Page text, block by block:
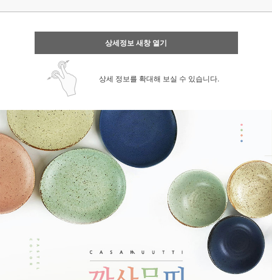
상세정보 새창 열기
상세 정보를 확대해 보실 수 있습니다.